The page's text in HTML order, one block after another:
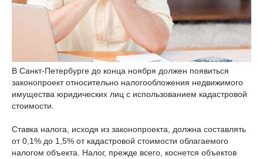
В Санкт-Петербурге до конца ноября должен появиться
законопроект относительно налогообложения недвижимого
имущества юридических лиц с использованием кадастровой
стоимости.
Ставка налога, исходя из законопроекта, должна составлять
от 0,1% до 1,5% от кадастровой стоимости облагаемого
налогом объекта. Налог, прежде всего, коснется объектов